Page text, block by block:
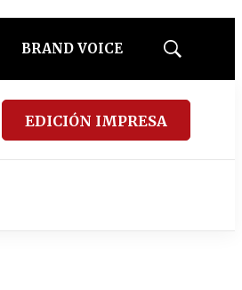
BRAND VOICE
Mostrar
EDICIÓN IMPRESA